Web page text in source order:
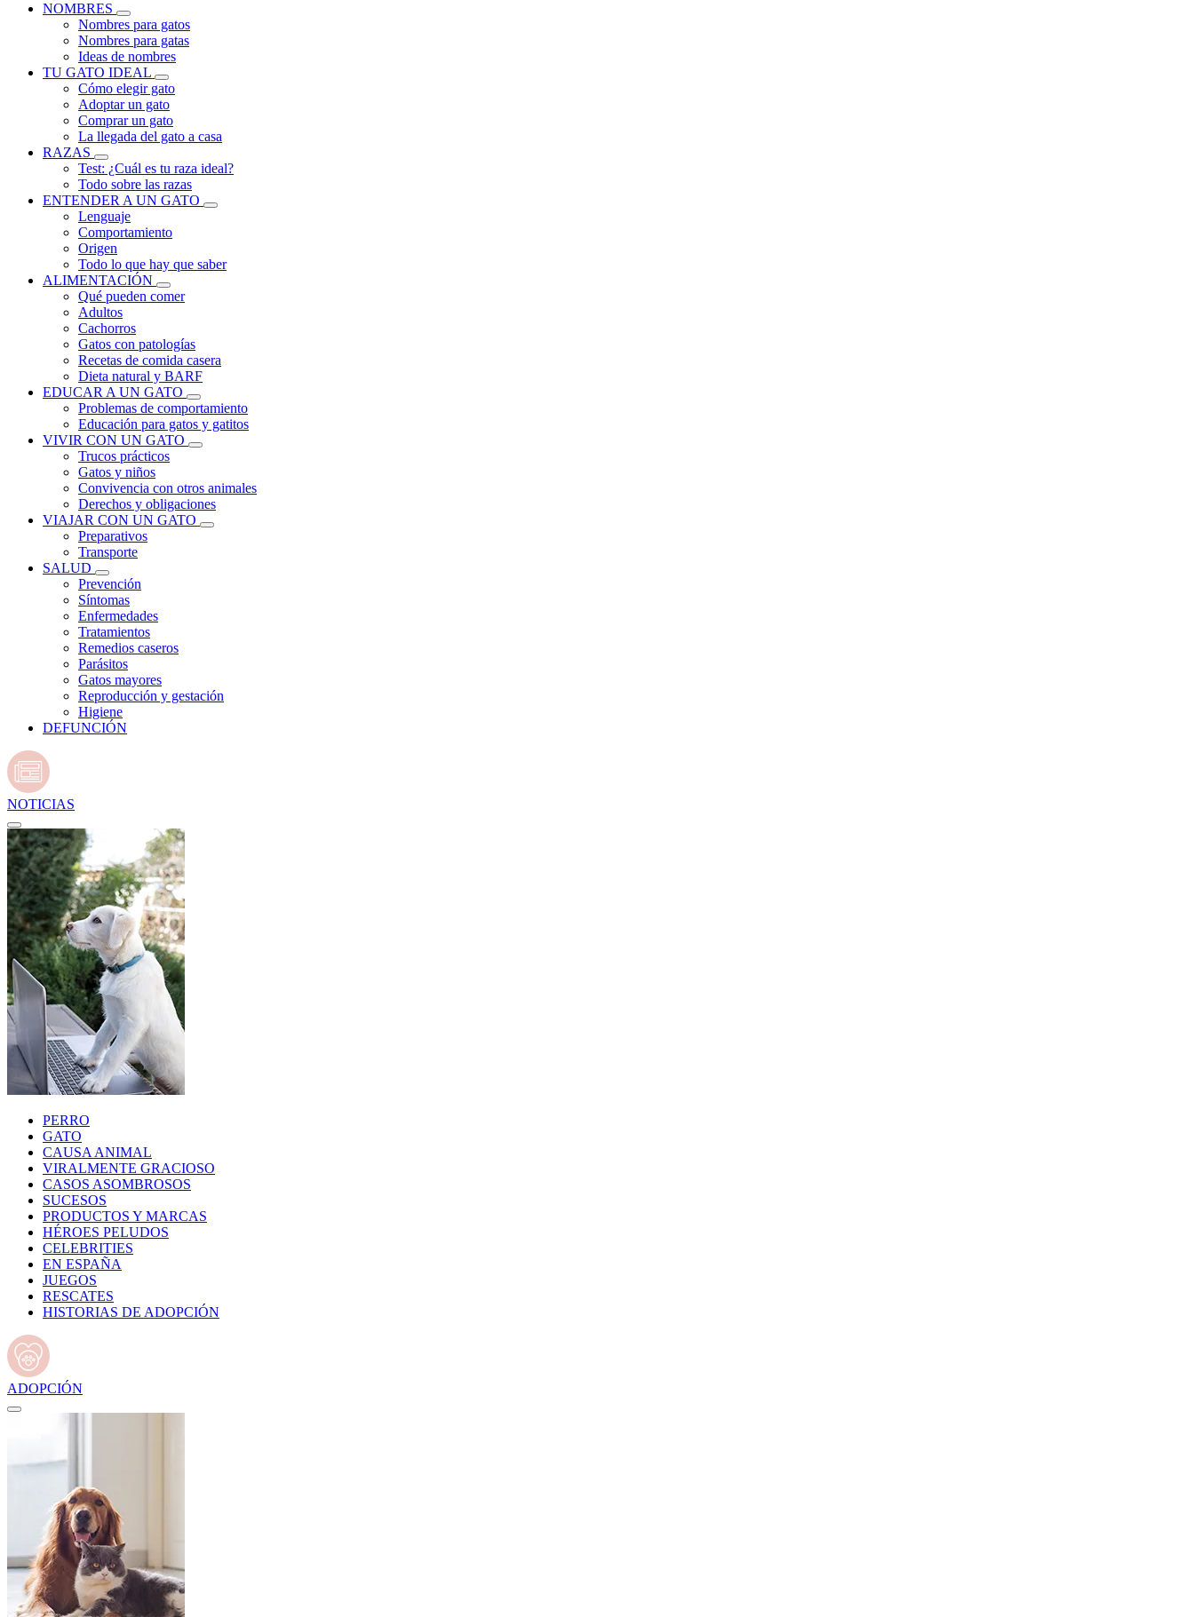
NOMBRES
Nombres para gatos
Nombres para gatas
Ideas de nombres
TU GATO IDEAL
Cómo elegir gato
Adoptar un gato
Comprar un gato
La llegada del gato a casa
RAZAS
Test: ¿Cuál es tu raza ideal?
Todo sobre las razas
ENTENDER A UN GATO
Lenguaje
Comportamiento
Origen
Todo lo que hay que saber
ALIMENTACIÓN
Qué pueden comer
Adultos
Cachorros
Gatos con patologías
Recetas de comida casera
Dieta natural y BARF
EDUCAR A UN GATO
Problemas de comportamiento
Educación para gatos y gatitos
VIVIR CON UN GATO
Trucos prácticos
Gatos y niños
Convivencia con otros animales
Derechos y obligaciones
VIAJAR CON UN GATO
Preparativos
Transporte
SALUD
Prevención
Síntomas
Enfermedades
Tratamientos
Remedios caseros
Parásitos
Gatos mayores
Reproducción y gestación
Higiene
DEFUNCIÓN
NOTICIAS
PERRO
GATO
CAUSA ANIMAL
VIRALMENTE GRACIOSO
CASOS ASOMBROSOS
SUCESOS
PRODUCTOS Y MARCAS
HÉROES PELUDOS
CELEBRITIES
EN ESPAÑA
JUEGOS
RESCATES
HISTORIAS DE ADOPCIÓN
ADOPCIÓN